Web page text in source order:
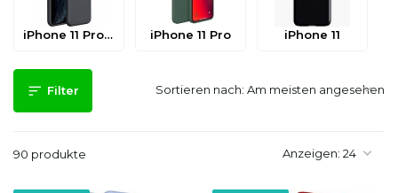
iPhone 11 Pro Max iPhone 11 Pro iPhone 11
Filter
90 produkte Anzeigen:
Sortieren nach: